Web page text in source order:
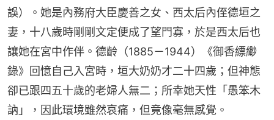
誤）。她是內務府大臣慶善之女、西太后內侄德垣之
妻，十八歲時剛剛文定便成了望門寡，於是西太后也
讓她在宮中作伴。德齡（1885－1944）《御香縹緲
錄》回憶自己入宮時，垣大奶奶才二十四歲；但神態
卻已跟四五十歲的老婦人無二；所幸她天性「愚笨木
訥」，因此環境雖然哀痛，但竟像毫無感覺。